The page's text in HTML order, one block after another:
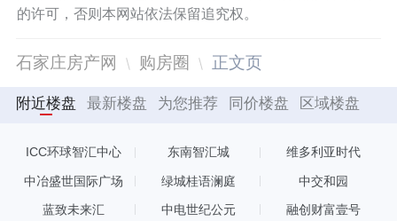
的许可，否则本网站依法保留追究权。
石家庄房产网 购房圈 正文页
附近楼盘 最新楼盘 为您推荐 同价楼盘 区域楼盘
ICC环球智汇中心 东南智汇城 维多利亚时代
中冶盛世国际广场 绿城桂语澜庭 中交和园
蓝致未来汇 中电世纪公元 融创财富壹号